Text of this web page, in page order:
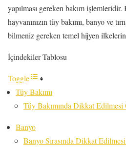
yapılması gereken bakım
hayvanınızın tüy bakımı, banyo ve
bilmeniz gereken temel hijyen
İçindekiler Tablosu
Toggle
Tüy Bakımı
Tüy Bakımında Dikkat Edilmesi
Banyo
Banyo Sırasında Dikkat